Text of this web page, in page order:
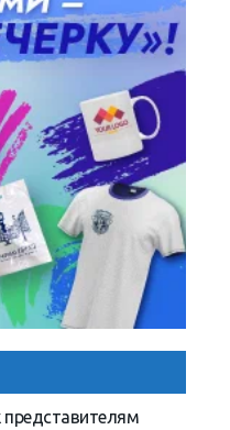
представителям